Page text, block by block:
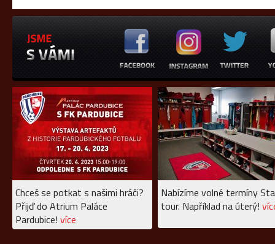
Chceš se potkat s našimi hráči?
Přijď do Atrium Paláce
Pardubice! více
Nabízíme volné termíny
tour. Například na úterý!